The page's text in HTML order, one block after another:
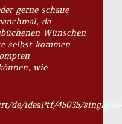
gerne schaue
da
Wünschen
selbst kommen
wie
de/ideaPtf/45035/single/